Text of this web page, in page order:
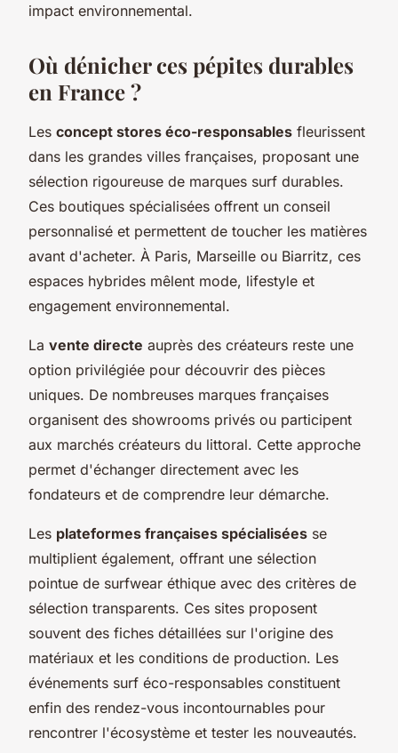
impact environnemental.
Où dénicher ces pépites durables
en France ?
Les concept stores éco-responsables fleurissent
dans les grandes villes françaises, proposant une
sélection rigoureuse de marques surf durables.
Ces boutiques spécialisées offrent un conseil
personnalisé et permettent de toucher les matières
avant d'acheter. À Paris, Marseille ou Biarritz, ces
espaces hybrides mêlent mode, lifestyle et
engagement environnemental.
La vente directe auprès des créateurs reste une
option privilégiée pour découvrir des pièces
uniques. De nombreuses marques françaises
organisent des showrooms privés ou participent
aux marchés créateurs du littoral. Cette approche
permet d'échanger directement avec les
fondateurs et de comprendre leur démarche.
Les plateformes françaises spécialisées se
multiplient également, offrant une sélection
pointue de surfwear éthique avec des critères de
sélection transparents. Ces sites proposent
souvent des fiches détaillées sur l'origine des
matériaux et les conditions de production. Les
événements surf éco-responsables constituent
enfin des rendez-vous incontournables pour
rencontrer l'écosystème et tester les nouveautés.